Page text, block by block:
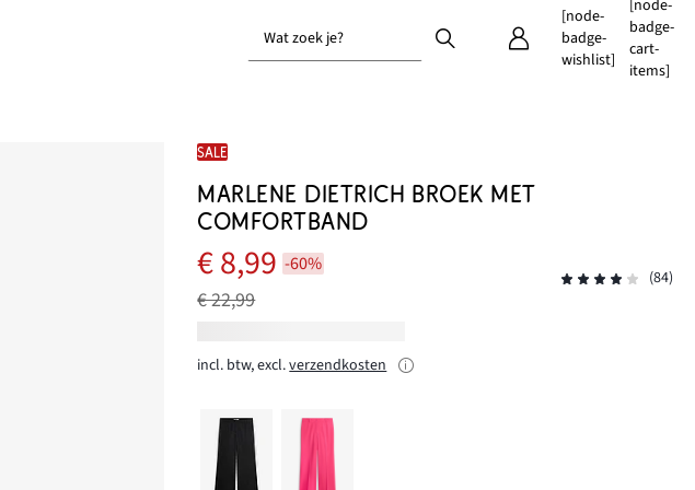
Wat zoek je?
[node-
badge-
wishlist]
[node-
badge-
cart-
items]
SALE
MARLENE DIETRICH BROEK MET
COMFORTBAND
€ 8,99 -60%
€ 22,99
(84)
incl. btw, excl.verzendkosten